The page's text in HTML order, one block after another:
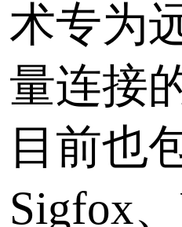
器。内部集
路LoRa无
栈。具有传
等特点。
标签：CAN总线协议转换器